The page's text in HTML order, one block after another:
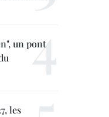
un pont
les